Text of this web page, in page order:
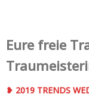
Eure freie
❥ 2019 TRENDS